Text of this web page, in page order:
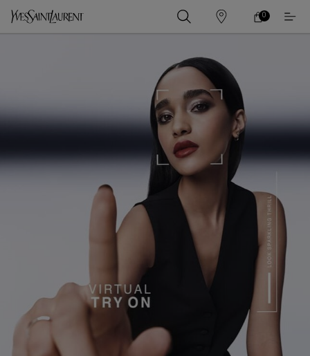
ร้าน
ค้า
ตะกร้า
0
0 PRODUCT IN